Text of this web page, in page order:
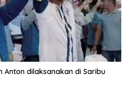
Anton dilaksanakan di Saribu